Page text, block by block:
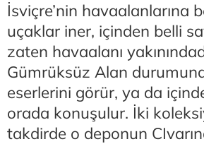
İsviçre’nin havaalanlarına
uçaklar iner, içinden belli
zaten havaalanı
Gümrüksüz Alan
eserlerini görür, ya da
orada konuşulur. İki
takdirde o deponun